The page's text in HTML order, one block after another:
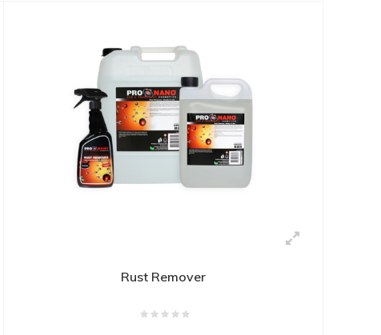
Rust Remover